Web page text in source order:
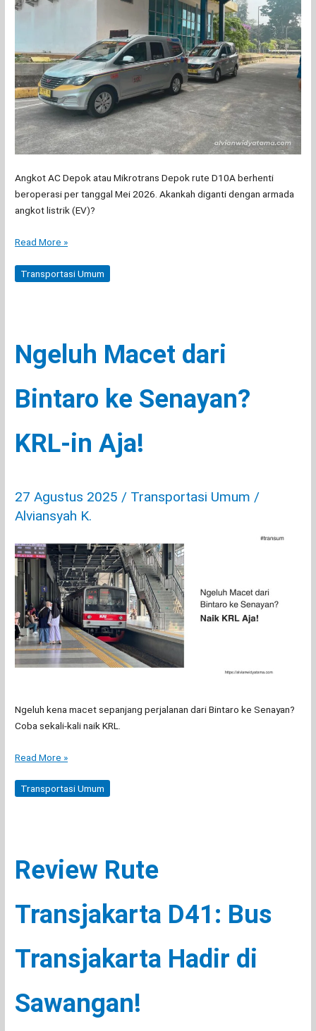
Angkot AC Depok atau Mikrotrans Depok rute D10A berhenti
beroperasi per tanggal Mei 2026. Akankah diganti dengan armada
angkot listrik (EV)?
Angkot
Depok
Read More »
Transportasi Umum
Ngeluh Macet dari
Bintaro ke Senayan?
KRL-in Aja!
27 Agustus 2025 / Transportasi Umum /
Alviansyah K.
Ngeluh kena macet sepanjang perjalanan dari Bintaro ke Senayan?
Coba sekali-kali naik KRL.
Ngeluh
dari
in
Read More »
Transportasi Umum
Review Rute
Transjakarta D41: Bus
Transjakarta Hadir di
Sawangan!